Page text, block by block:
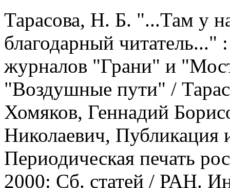
Тарасова, Н. Б. "...Там у
благодарный читатель..."
журналов "Грани" и
"Воздушные пути" /
Хомяков, Геннадий
Николаевич,
Периодическая печать
2000: Сб. статей / РАН.